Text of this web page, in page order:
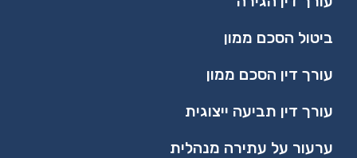
ביטול הסכם ממון
עורך דין הסכם ממון
עורך דין תביעה ייצוגית
ערעור על עתירה מנהלית